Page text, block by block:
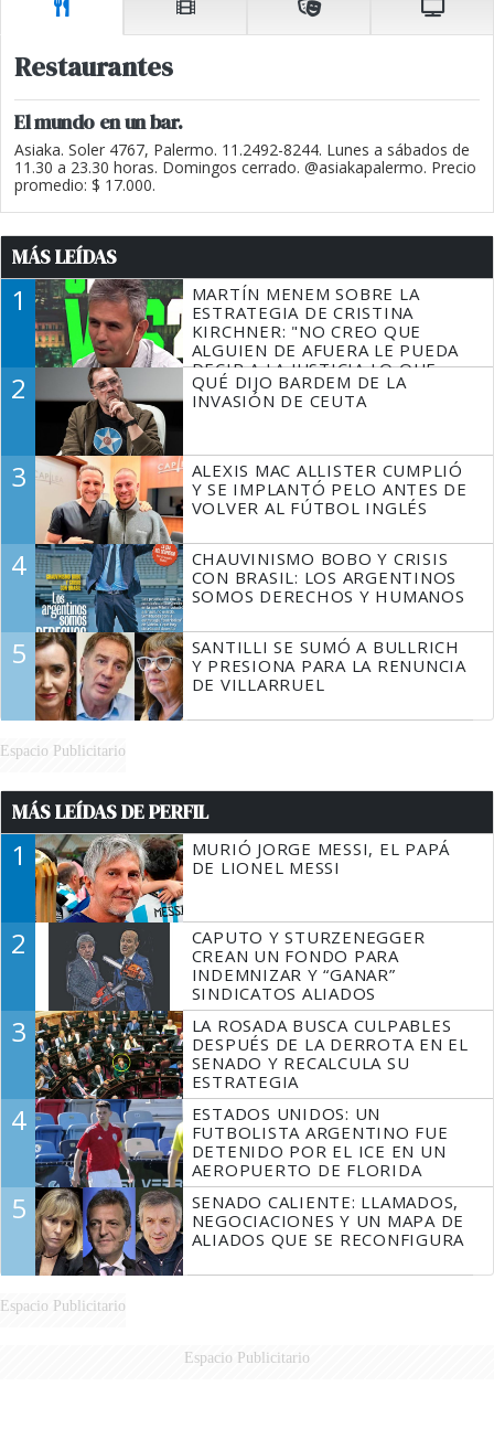
Restaurantes
El mundo en un bar.
Asiaka. Soler 4767, Palermo. 11.2492-8244. Lunes a sábados de
11.30 a 23.30 horas. Domingos cerrado. @asiakapalermo. Precio
promedio: $ 17.000.
MÁS LEÍDAS
1
MARTÍN MENEM SOBRE LA
ESTRATEGIA DE CRISTINA
KIRCHNER: "NO CREO QUE
ALGUIEN DE AFUERA LE PUEDA
DECIR A LA JUSTICIA LO QUE
TIENE QUE HACER"
2
QUÉ DIJO BARDEM DE LA
INVASIÓN DE CEUTA
3
ALEXIS MAC ALLISTER CUMPLIÓ
Y SE IMPLANTÓ PELO ANTES DE
VOLVER AL FÚTBOL INGLÉS
4
CHAUVINISMO BOBO Y CRISIS
CON BRASIL: LOS ARGENTINOS
SOMOS DERECHOS Y HUMANOS
5
SANTILLI SE SUMÓ A BULLRICH
Y PRESIONA PARA LA RENUNCIA
DE VILLARRUEL
Espacio Publicitario
MÁS LEÍDAS DE PERFIL
1
MURIÓ JORGE MESSI, EL PAPÁ
DE LIONEL MESSI
2
CAPUTO Y STURZENEGGER
CREAN UN FONDO PARA
INDEMNIZAR Y “GANAR”
SINDICATOS ALIADOS
3
LA ROSADA BUSCA CULPABLES
DESPUÉS DE LA DERROTA EN EL
SENADO Y RECALCULA SU
ESTRATEGIA
4
ESTADOS UNIDOS: UN
FUTBOLISTA ARGENTINO FUE
DETENIDO POR EL ICE EN UN
AEROPUERTO DE FLORIDA
5
SENADO CALIENTE: LLAMADOS,
NEGOCIACIONES Y UN MAPA DE
ALIADOS QUE SE RECONFIGURA
Espacio Publicitario
Espacio Publicitario